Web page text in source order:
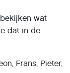
wat
dat in de
Frans, Pieter,